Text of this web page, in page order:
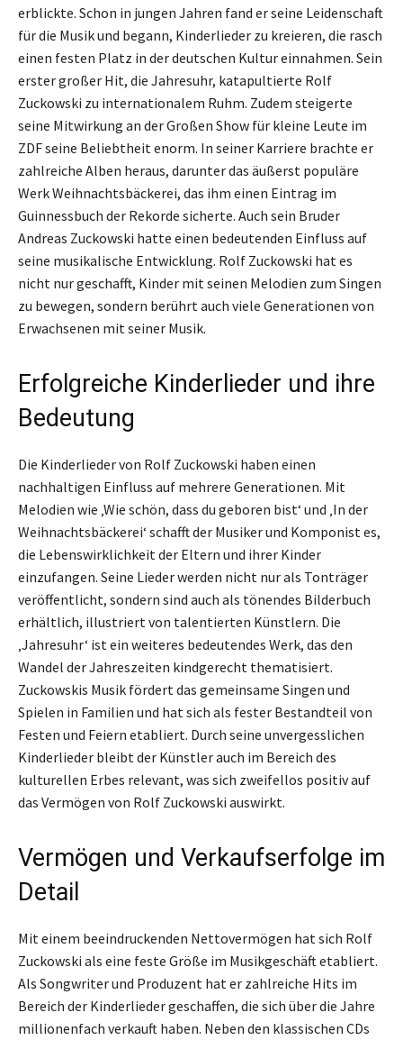
erblickte. Schon in jungen Jahren fand er seine Leidenschaft
für die Musik und begann, Kinderlieder zu kreieren, die rasch
einen festen Platz in der deutschen Kultur einnahmen. Sein
erster großer Hit, die Jahresuhr, katapultierte Rolf
Zuckowski zu internationalem Ruhm. Zudem steigerte
seine Mitwirkung an der Großen Show für kleine Leute im
ZDF seine Beliebtheit enorm. In seiner Karriere brachte er
zahlreiche Alben heraus, darunter das äußerst populäre
Werk Weihnachtsbäckerei, das ihm einen Eintrag im
Guinnessbuch der Rekorde sicherte. Auch sein Bruder
Andreas Zuckowski hatte einen bedeutenden Einfluss auf
seine musikalische Entwicklung. Rolf Zuckowski hat es
nicht nur geschafft, Kinder mit seinen Melodien zum Singen
zu bewegen, sondern berührt auch viele Generationen von
Erwachsenen mit seiner Musik.
Erfolgreiche Kinderlieder und ihre
Bedeutung
Die Kinderlieder von Rolf Zuckowski haben einen
nachhaltigen Einfluss auf mehrere Generationen. Mit
Melodien wie ‚Wie schön, dass du geboren bist‘ und ‚In der
Weihnachtsbäckerei‘ schafft der Musiker und Komponist es,
die Lebenswirklichkeit der Eltern und ihrer Kinder
einzufangen. Seine Lieder werden nicht nur als Tonträger
veröffentlicht, sondern sind auch als tönendes Bilderbuch
erhältlich, illustriert von talentierten Künstlern. Die
‚Jahresuhr‘ ist ein weiteres bedeutendes Werk, das den
Wandel der Jahreszeiten kindgerecht thematisiert.
Zuckowskis Musik fördert das gemeinsame Singen und
Spielen in Familien und hat sich als fester Bestandteil von
Festen und Feiern etabliert. Durch seine unvergesslichen
Kinderlieder bleibt der Künstler auch im Bereich des
kulturellen Erbes relevant, was sich zweifellos positiv auf
das Vermögen von Rolf Zuckowski auswirkt.
Vermögen und Verkaufserfolge im
Detail
Mit einem beeindruckenden Nettovermögen hat sich Rolf
Zuckowski als eine feste Größe im Musikgeschäft etabliert.
Als Songwriter und Produzent hat er zahlreiche Hits im
Bereich der Kinderlieder geschaffen, die sich über die Jahre
millionenfach verkauft haben. Neben den klassischen CDs